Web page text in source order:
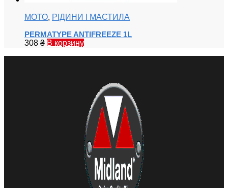
МОТО, РІДИНИ І МАСТИЛА
PERMATYPE ANTIFREEZE 1L
308 ₴ В корзину